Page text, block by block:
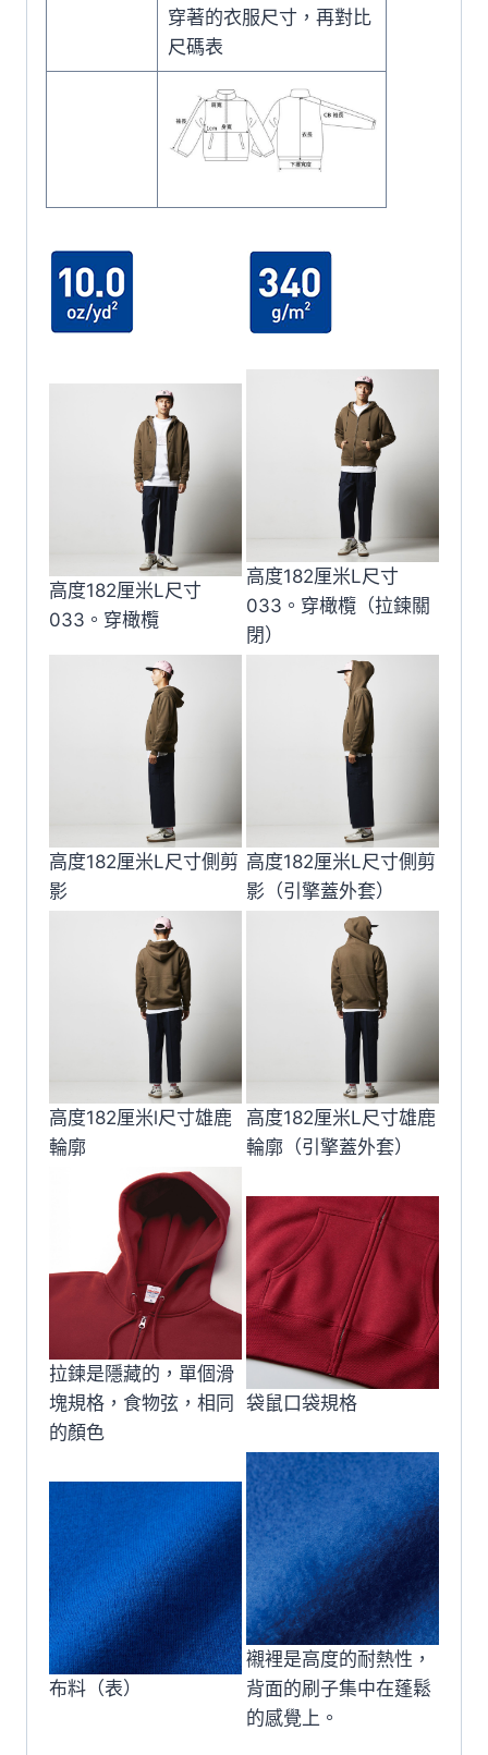
穿著的衣服尺寸，再對比
尺碼表
高度182厘米L尺寸
033。穿橄欖
高度182厘米L尺寸
033。穿橄欖（拉鍊關
閉）
高度182厘米L尺寸側剪
影
高度182厘米L尺寸側剪
影（引擎蓋外套）
高度182厘米l尺寸雄鹿
輪廓
高度182厘米L尺寸雄鹿
輪廓（引擎蓋外套）
拉鍊是隱藏的，單個滑
塊規格，食物弦，相同
的顏色
袋鼠口袋規格
布料（表）
襯裡是高度的耐熱性，
背面的刷子集中在蓬鬆
的感覺上。